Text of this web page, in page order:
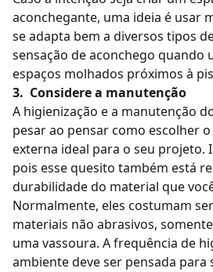
aconchegante, uma ideia é usar
se adapta bem a diversos tipos
sensação de aconchego quando
espaços molhados próximos à
3. Considere a manutenção
A higienização e a manutenção
pesar ao pensar como escolher
externa ideal para o seu projeto.
pois esse quesito também está
durabilidade do material que
Normalmente, eles costumam
materiais não abrasivos,
uma vassoura. A frequência de
ambiente deve ser pensada para